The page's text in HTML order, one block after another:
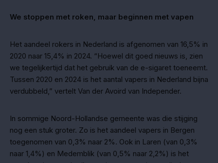
We stoppen met roken, maar beginnen met vapen
Het aandeel rokers in Nederland is afgenomen van 16,5% in
2020 naar 15,4% in 2024. “Hoewel dit goed nieuws is, zien
we tegelijkertijd dat het gebruik van de e-sigaret toeneemt.
Tussen 2020 en 2024 is het aantal vapers in Nederland bijna
verdubbeld,” vertelt Van der Avoird van Independer.
In sommige Noord-Hollandse gemeente was die stijging
nog een stuk groter. Zo is het aandeel vapers in Bergen
toegenomen van 0,3% naar 2%. Ook in Laren (van 0,3%
naar 1,4%) en Medemblik (van 0,5% naar 2,2%) is het